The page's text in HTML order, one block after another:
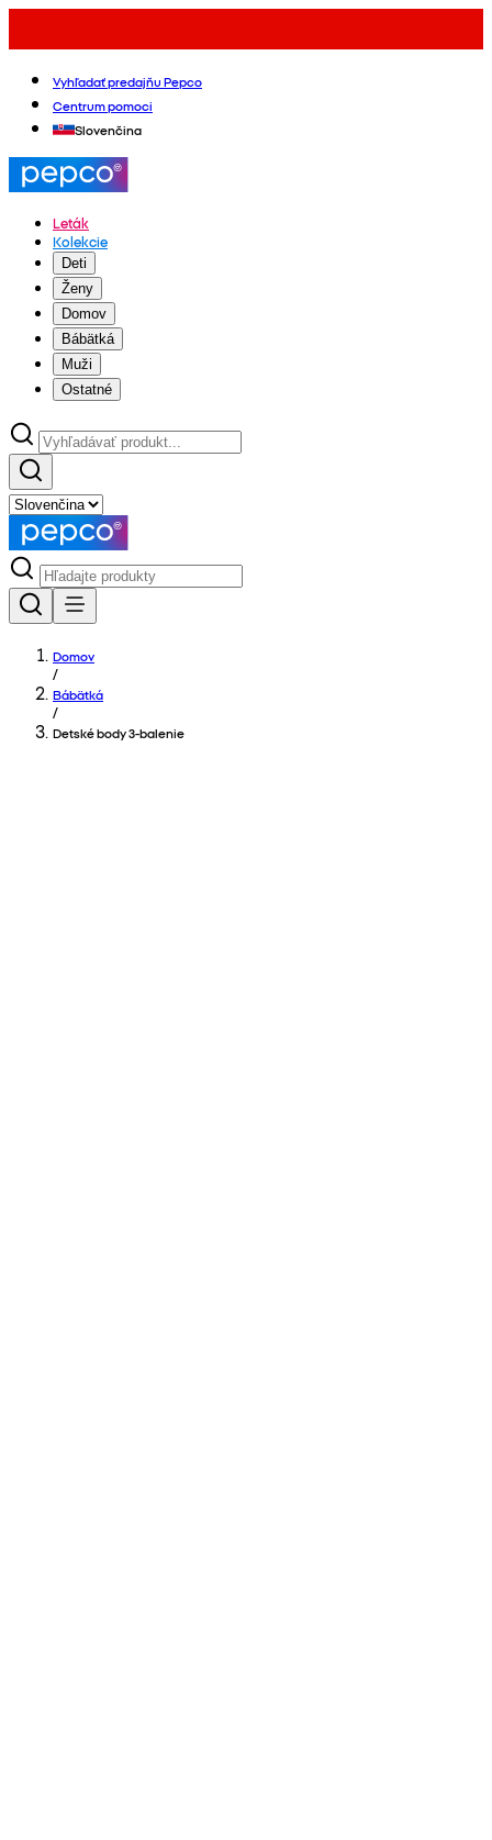
Vyhľadať predajňu Pepco
Centrum pomoci
Slovenčina
Leták
Kolekcie
Deti
Ženy
Domov
Bábätká
Muži
Ostatné
Domov
/
Bábätká
/
Detské body 3-balenie